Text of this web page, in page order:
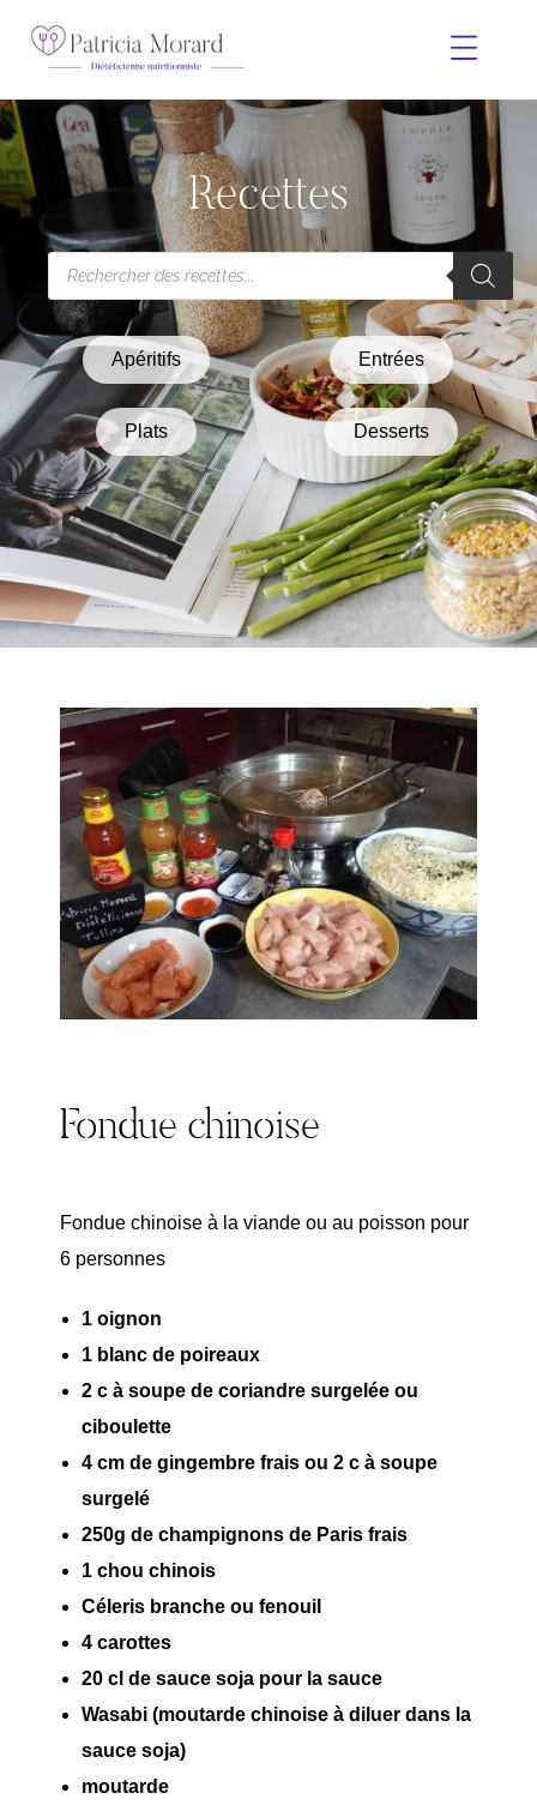
Recettes
Apéritifs Entrées
Plats Desserts
Fondue chinoise
Fondue chinoise à la viande ou au poisson pour
6 personnes
1 oignon
1 blanc de poireaux
2 c à soupe de coriandre surgelée ou
ciboulette
4 cm de gingembre frais ou 2 c à soupe
surgelé
250g de champignons de Paris frais
1 chou chinois
Céleris branche ou fenouil
4 carottes
20 cl de sauce soja pour la sauce
Wasabi (moutarde chinoise à diluer dans la
sauce soja)
moutarde